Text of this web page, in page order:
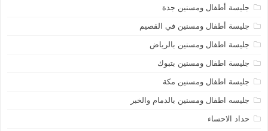
جليسة أطفال ومسنين جدة
جليسة أطفال ومسنين في القصيم
جليسة اطفال ومسنين بالرياض
جليسة اطفال ومسنين بتبوك
جليسة اطفال ومسنين مكة
جليسه اطفال ومسنين بالدمام والخبر
حداد الاحساء